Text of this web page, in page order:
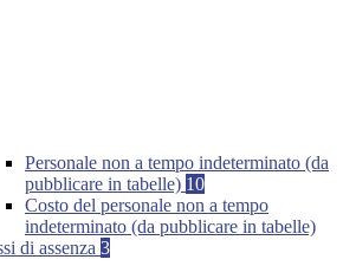
Personale non a tempo indeterminato (da
pubblicare in tabelle) 10
Costo del personale non a tempo
indeterminato (da pubblicare in tabelle)
di assenza 3